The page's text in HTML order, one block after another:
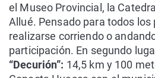
el Museo Provincial, la
Allué. Pensado para todos los
realizarse corriendo o
participación. En segundo
“Decurión”: 14,5 km y 100